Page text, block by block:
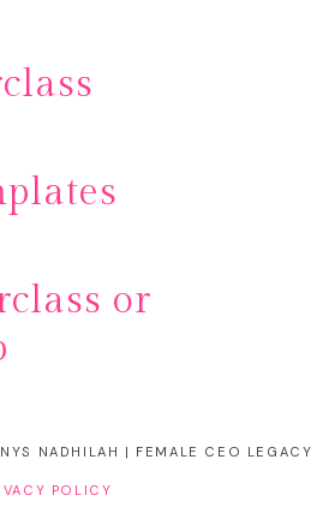
or
NADHILAH | FEMALE CEO LEGACY
POLICY